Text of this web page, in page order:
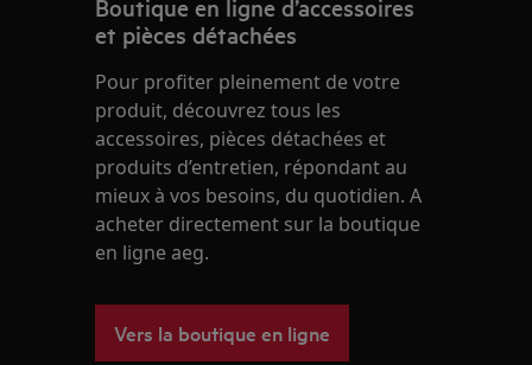
Boutique en ligne d’accessoires
et pièces détachées
Pour profiter pleinement de votre
produit, découvrez tous les
accessoires, pièces détachées et
produits d’entretien, répondant au
mieux à vos besoins, du quotidien. A
acheter directement sur la boutique
en ligne aeg.
Vers la boutique en ligne